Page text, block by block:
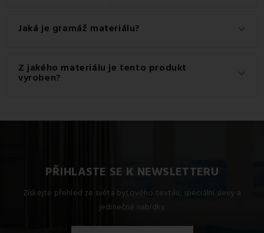
Jaká je gramáž materiálu?
Gramáž materiálu použitého pro tento produkt je 140
g/m2.
Z jakého materiálu je tento produkt
vyroben?
PŘIHLASTE SE K NEWSLETTERU
Získejte přehled ze světa bytového textilu, speciální slevy a
jedinečné nabídky